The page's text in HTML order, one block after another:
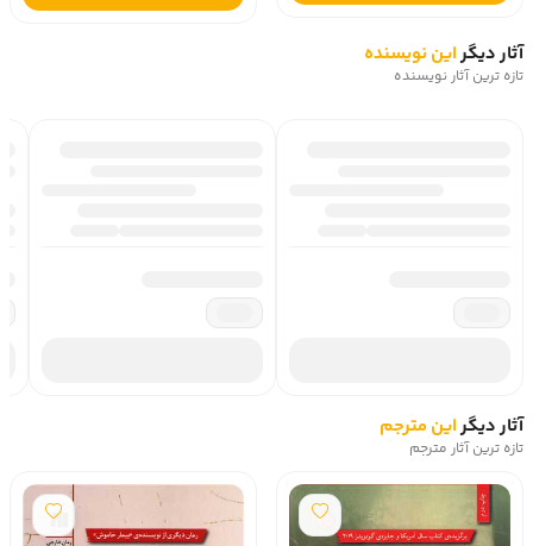
آثار دیگراین نویسنده
تازه ترین آثار نویسنده
آثار دیگراین مترجم
تازه ترین آثار مترجم